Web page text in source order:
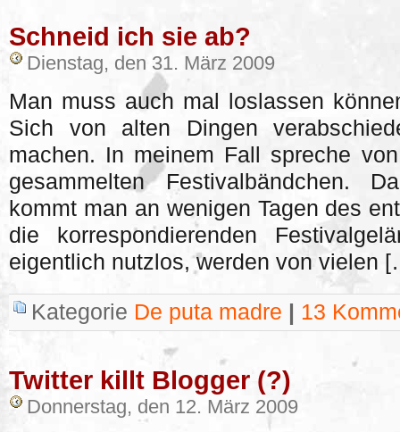
Schneid ich sie ab?
Dienstag, den 31. März 2009
Man muss auch mal loslassen
Sich von alten Dingen
machen. In meinem Fall spreche
gesammelten Festivalbändchen.
kommt man an wenigen Tagen des
die korrespondierenden
eigentlich nutzlos, werden von vielen
Kategorie De puta madre 13
Twitter killt Blogger (?)
Donnerstag, den 12. März 2009